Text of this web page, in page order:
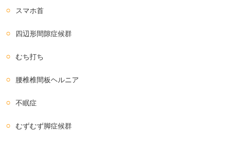
スマホ首
四辺形間隙症候群
むち打ち
腰椎椎間板ヘルニア
不眠症
むずむず脚症候群